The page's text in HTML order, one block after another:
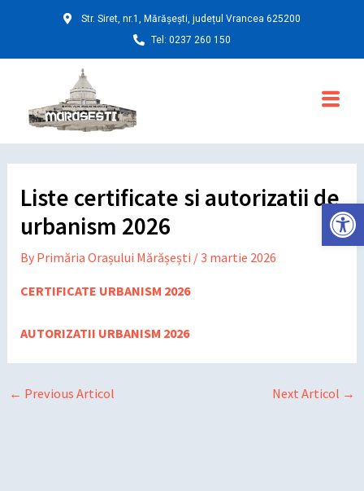
Deschide
Str. Siret, nr.1, Mărășești, județul Vrancea 625200
Tel: 0237 260 150
Main
Liste certificate si autorizatii de
urbanism 2026
By Primăria Orașului Mărășești /3 martie 2026
CERTIFICATE URBANISM 2026
AUTORIZATII URBANISM 2026
← Previous Articol Next Articol →